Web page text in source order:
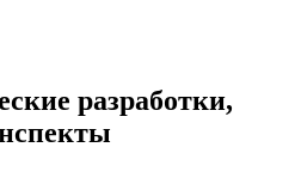
разработки,